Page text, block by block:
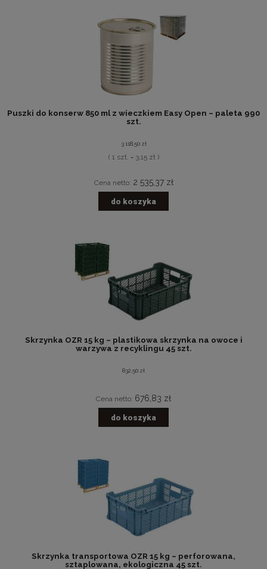
Puszki do konserw 850 ml z wieczkiem Easy Open – paleta 990
szt.
3 118,50 zł
( 1 szt. = 3,15 zł )
Cena netto: 2 535,37 zł
do koszyka
Skrzynka OZR 15 kg – plastikowa skrzynka na owoce i
warzywa z recyklingu 45 szt.
832,50 zł
Cena netto: 676,83 zł
do koszyka
Skrzynka transportowa OZR 15 kg – perforowana,
sztaplowana, ekologiczna 45 szt.